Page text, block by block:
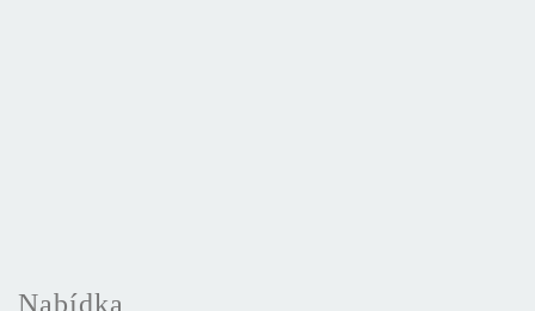
Nabídka